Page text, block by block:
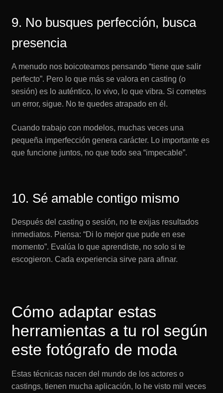
9. No busques perfección, busca
presencia
A menudo nos boicoteamos pensando “tiene que salir
perfecto”. Pero lo que más se valora en casting (o
sesión) es lo auténtico, lo vivo, lo que vibra. Si cometes
un error, sigue. No te quedes atrapado en él.
Cuando trabajo con modelos, muchas veces una
pequeña imperfección genera carácter. Lo importante es
que funcione juntos, no que todo sea “impecable”.
10. Sé amable contigo mismo
Después del casting o sesión, no te exijas resultados
inmediatos. Piensa: “Di lo mejor que pude en ese
momento”. Evalúa lo que aprendiste, no solo si te
escogieron. Cada experiencia sirve para afinar.
Cómo adaptar estas
herramientas a tu rol según
este fotógrafo de moda
Estas técnicas nacen del mundo de los actores o
castings, tienen mucha aplicación, lo he visto mil veces